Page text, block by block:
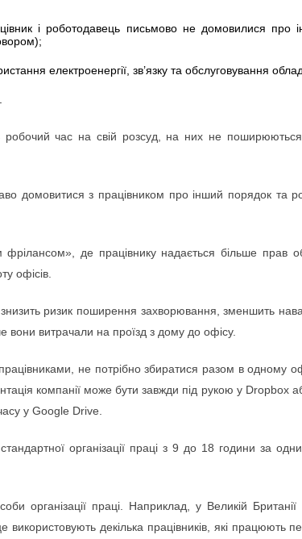
і роботодавець письмово не домовилися про
електроенергії, зв’язку та обслуговування
робочий час на свій розсуд, на них не
домовитися з працівником про інший порядок та
фрілансом», де працівнику надається більше прав
офісів.
ризик поширення захворювання, зменшить
вони витрачали на проїзд з дому до офісу.
не потрібно збиратися разом в одному
компанії може бути завжди під рукою у Dropbox
у Google Drive.
організації праці з 9 до 18 години за
організації праці. Наприклад, у Великій
декілька працівників, які працюють